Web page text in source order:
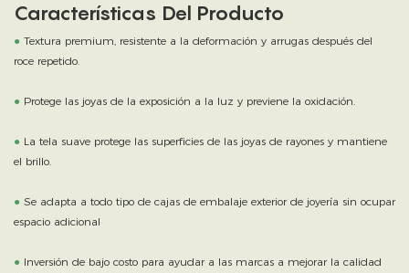
Características Del Producto
● Textura premium, resistente a la deformación y arrugas después del
roce repetido.
● Protege las joyas de la exposición a la luz y previene la oxidación.
● La tela suave protege las superficies de las joyas de rayones y mantiene
el brillo.
● Se adapta a todo tipo de cajas de embalaje exterior de joyería sin ocupar
espacio adicional
● Inversión de bajo costo para ayudar a las marcas a mejorar la calidad